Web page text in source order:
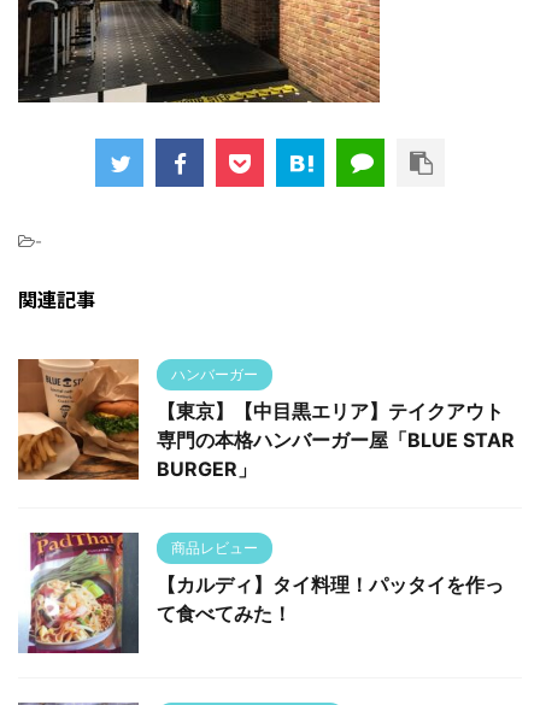
-
関連記事
ハンバーガー
【東京】【中目黒エリア】テイクアウト
専門の本格ハンバーガー屋「BLUE STAR
BURGER」
商品レビュー
【カルディ】タイ料理！パッタイを作っ
て食べてみた！